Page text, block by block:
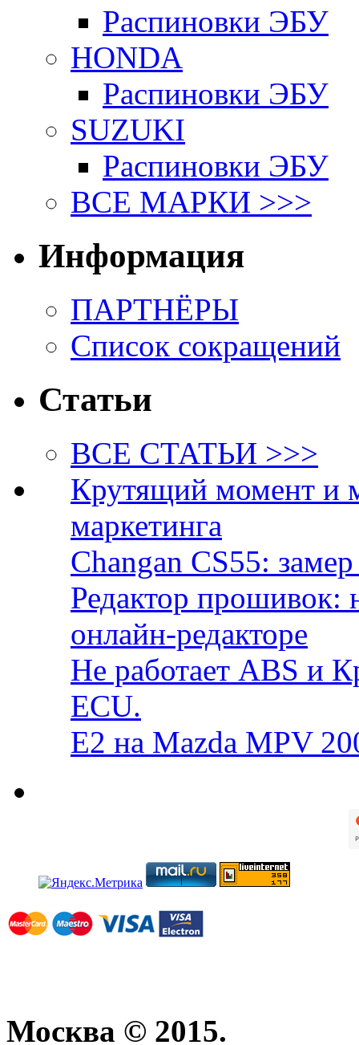
Распиновки ЭБУ
HONDA
Распиновки ЭБУ
SUZUKI
Распиновки ЭБУ
ВСЕ МАРКИ >>>
Информация
ПАРТНЁРЫ
Список сокращений
Статьи
ВСЕ СТАТЬИ >>>
Крутящий момент и
маркетинга
Changan CS55:
Редактор прошивок:
онлайн-редакторе
Не работает ABS и
ECU.
E2 на Mazda MPV
Москва © 2015.